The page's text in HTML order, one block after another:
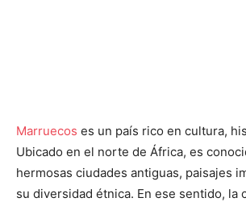
Marruecos es un país rico en cultura,
Ubicado en el norte de África, es
hermosas ciudades antiguas, paisajes
su diversidad étnica. En ese sentido, la